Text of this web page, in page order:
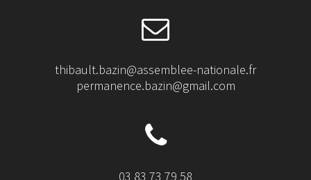
thibault.bazin@assemblee-nationale.fr
permanence.bazin@gmail.com
03 83 73 79 58